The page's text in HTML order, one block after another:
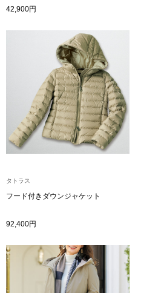
42,900円
タトラス
フード付きダウンジャケット
92,400円